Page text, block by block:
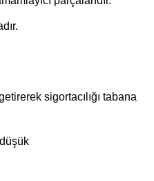
sigortacılığı tabana